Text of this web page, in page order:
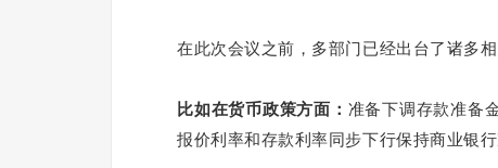
在此次会议之前，多部门已经出台了诸多
比如在货币政策方面： 准备下调存款准备
报价利率和存款利率同步下行保持商业银